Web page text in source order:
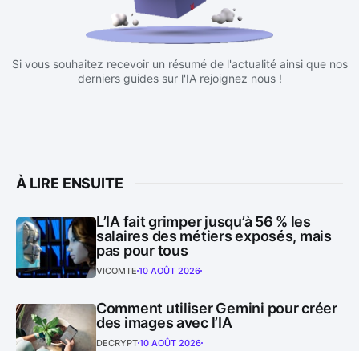
Si vous souhaitez recevoir un résumé de l'actualité ainsi que nos
derniers guides sur l'IA rejoignez nous !
À LIRE ENSUITE
L’IA fait grimper jusqu’à 56 % les
salaires des métiers exposés, mais
pas pour tous
VICOMTE 10 AOÛT 2026
Comment utiliser Gemini pour créer
des images avec l’IA
DECRYPT10 AOÛT 2026